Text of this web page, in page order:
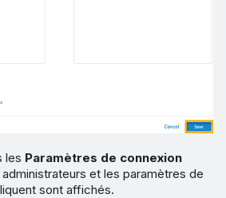
les Paramètres de connexion
et les paramètres de
sont affichés.